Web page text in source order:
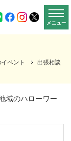
メニュー
ベント
出張相談
域のハローワー